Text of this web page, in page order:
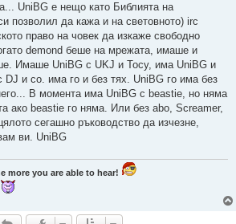
UniBG е нещо като Библията на
позволил да кажа и на световното) irc
право на човек да изкаже свободно
demond беше на мрежата, имаше и
Имаше UniBG с UKJ и Tocy, има UniBG и
и co. има го и без тях. UniBG го има без
В момента има UniBG с beastie, но няма
ако beastie го няма. Или без abo, Screamer,
сегашно ръководство да изчезне,
ви. UniBG
more you are able to hear!